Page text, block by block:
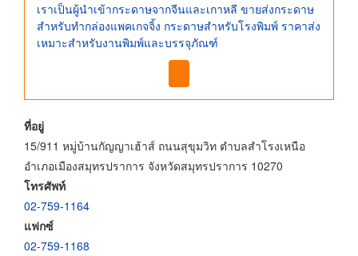
เราเป็นผู้นำเข้ากระดาษจากจีนและเกาหลี ขายส่งกระดาษ
สำหรับทำกล่องแพคเกจจิ้ง กระดาษสำหรับโรงพิมพ์ ราคาส่ง
เหมาะสำหรับงานพิมพ์และบรรจุภัณฑ์
ที่อยู่
15/911 หมู่บ้านกัญญาเฮ้าส์ ถนนสุขุมวิท ตำบลสำโรงเหนือ
อำเภอเมืองสมุทรปราการ จังหวัดสมุทรปราการ 10270
โทรศัพท์
02-759-1164
แฟกซ์
02-759-1168